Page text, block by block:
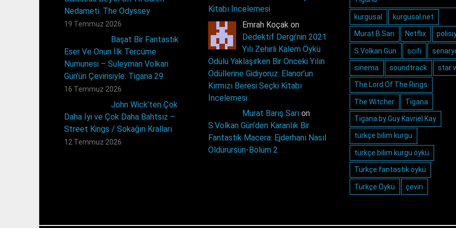
Nedameti: The Odyssey
19 Temmuz 2026
Başat Bir Fantastik
Eser Ve Onun İlk Tercüme
Numunesi – Süleyman Volkan
Gün’ün Çevirisiyle: Tigana 29
16 Temmuz 2026
John Wick’ten Çok
Daha İyi ve Çok Daha Bahtsız –
Street Kings / Sokağın Kralları
12 Temmuz 2026
Kitabı İncelemesi
Emrah Koçak on
Dedektif Dergi’nin 2021
Yılı Zehirli Kalem Öykü
Ödülü Yaklaşırken Bir Önceki Yılın
Ödüllerine Gidiyoruz: Elanor’un
Kırmızı Beresi Seçki Kitabı
İncelemesi
Murat Barış Sarı on
S.Volkan Gün’den Karanlık Bir
Fantastik Macera: Ejderhanı Nasıl
Öldürürsün-Bölüm 2
kurgusal kurgusal.net
Murat B.Sarı Netflix
S.Volkan Gün scifi
sinema soundtrack star
The Lord Of The Rings
The Witcher Tigana
Tigana by Guy Kavriel Kay
türkçe bilim kurgu
türkçe bilim kurgu öykü
Türkçe fantastik öykü
Türkçe Öykü çeviri